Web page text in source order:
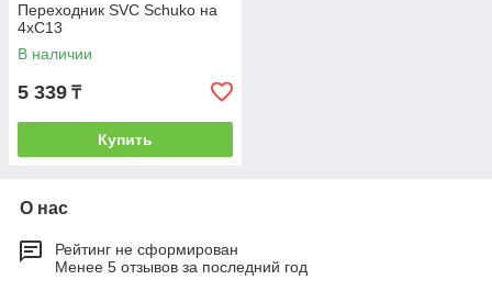
Переходник SVC Schuko на
4хС13
В наличии
5 339 ₸
Купить
О нас
Рейтинг не сформирован
Менее 5 отзывов за последний год